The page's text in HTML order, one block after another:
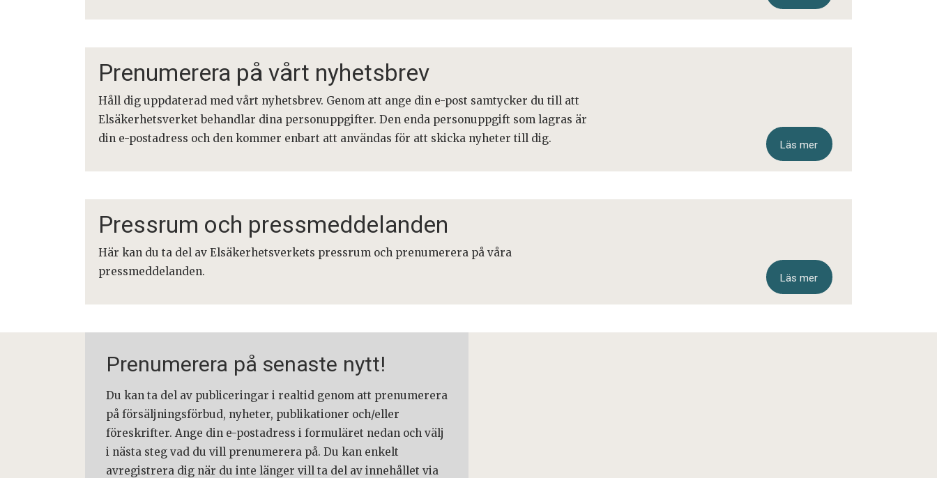
Prenumerera på vårt nyhetsbrev
Håll dig uppdaterad med vårt nyhetsbrev. Genom att ange din e-post samtycker du till att
Elsäkerhetsverket behandlar dina personuppgifter. Den enda personuppgift som lagras är
din e-postadress och den kommer enbart att användas för att skicka nyheter till dig.
Läs mer
Pressrum och pressmeddelanden
Här kan du ta del av Elsäkerhetsverkets pressrum och prenumerera på våra
pressmeddelanden.
Läs mer
Prenumerera på senaste nytt!
Du kan ta del av publiceringar i realtid genom att prenumerera
på försäljningsförbud, nyheter, publikationer och/eller
föreskrifter. Ange din e-postadress i formuläret nedan och välj
i nästa steg vad du vill prenumerera på. Du kan enkelt
avregistrera dig när du inte länger vill ta del av innehållet via